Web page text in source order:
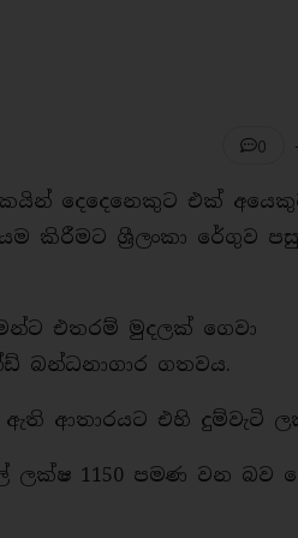
0
දෙදෙනෙකුට එක්
කිරීමට ශ්‍රීලංකා රේගුව
එතරම් මුදලක් ගෙවා
බන්ධනාගාර ගතවය.
ආතාරයට එහි දුම්වැටි
ලක්ෂ 1150 පමණ වන බව